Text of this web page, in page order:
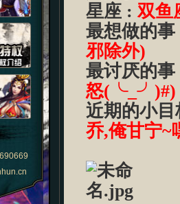
星座 :双鱼
最想做的事
邪除外)
最讨厌的事
怒( ╰_╯)#)
近期的小目
乔,俺甘宁~